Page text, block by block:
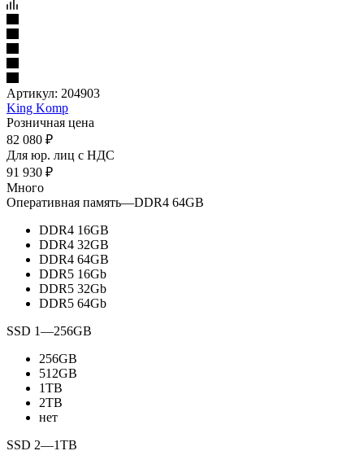
Артикул: 204903
King Komp
Розничная цена
82 080 ₽
Для юр. лиц c НДС
91 930 ₽
Много
Оперативная память—DDR4 64GB
DDR4 16GB
DDR4 32GB
DDR4 64GB
DDR5 16Gb
DDR5 32Gb
DDR5 64Gb
SSD 1—256GB
256GB
512GB
1TB
2TB
нет
SSD 2—1TB